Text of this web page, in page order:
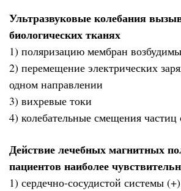
Ультразвуковые колебания
биологических тканях
1) поляризацию мембран
2) перемещение электрических
одном направлении
3) вихревые токи
4) колебательные смещения
Действие лечебных магнитных
пациентов наиболее
1) сердечно-сосудистой системы (+)